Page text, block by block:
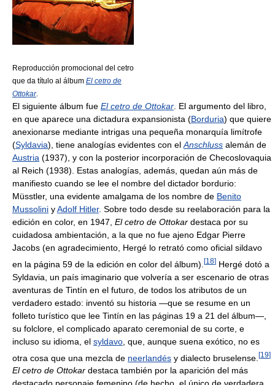
Reproducción promocional del cetro
que da título al álbum El cetro de
Ottokar.
El siguiente álbum fue El cetro de Ottokar . El argumento del libro,
en que aparece una dictadura expansionista (Borduria) que quiere
anexionarse mediante intrigas una pequeña monarquía limítrofe
(Syldavia), tiene analogías evidentes con el Anschluss alemán de
Austria (1937), y con la posterior incorporación de Checoslovaquia
al Reich (1938). Estas analogías, además, quedan aún más de
manifiesto cuando se lee el nombre del dictador bordurio:
Müsstler, una evidente amalgama de los nombre de Benito
Mussolini yAdolf Hitler. Sobre todo desde su reelaboración para la
edición en color, en 1947, El cetro de Ottokar destaca por su
cuidadosa ambientación, a la que no fue ajeno Edgar Pierre
Jacobs (en agradecimiento, Hergé lo retrató como oficial sildavo
en la página 59 de la edición en color del álbum). [18] Hergé dotó a
Syldavia, un país imaginario que volvería a ser escenario de otras
aventuras de Tintín en el futuro, de todos los atributos de un
verdadero estado: inventó su historia —que se resume en un
folleto turístico que lee Tintín en las páginas 19 a 21 del álbum—,
su folclore, el complicado aparato ceremonial de su corte, e
incluso su idioma, el syldavo , que, aunque suena exótico, no es
otra cosa que una mezcla de neerlandés y dialecto bruselense. [19]
El cetro de Ottokar destaca también por la aparición del más